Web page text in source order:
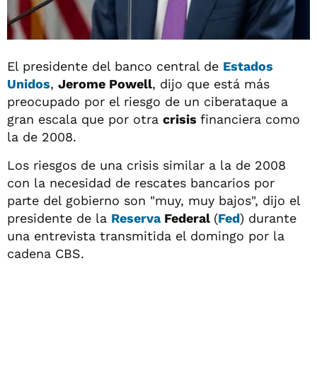
El presidente del banco central de Estados
Unidos, Jerome Powell, dijo que está más
preocupado por el riesgo de un ciberataque a
gran escala que por otra crisis financiera como
la de 2008.
Los riesgos de una crisis similar a la de 2008
con la necesidad de rescates bancarios por
parte del gobierno son "muy, muy bajos", dijo el
presidente de la ReservaFederal (Fed) durante
una entrevista transmitida el domingo por la
cadena CBS.